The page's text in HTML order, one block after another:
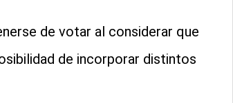
de votar al considerar que
de incorporar distintos